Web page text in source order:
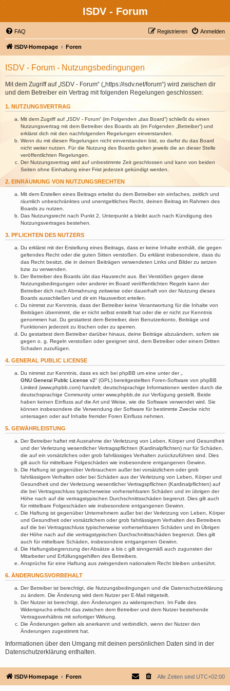
ISDV - Forum
FAQ Anmelden
Registrieren
ISDV-Homepage Foren
ISDV - Forum - Nutzungsbedingungen
Mit dem Zugriff auf „ISDV - Forum“ („https://isdv.net/forum“) wird zwischen dir
und dem Betreiber ein Vertrag mit folgenden Regelungen geschlossen:
1. NUTZUNGSVERTRAG
Mit dem Zugriff auf „ISDV - Forum“ (im Folgenden „das Board“) schließt du einen
Nutzungsvertrag mit dem Betreiber des Boards ab (im Folgenden „Betreiber“) und
erklärst dich mit den nachfolgenden Regelungen einverstanden.
Wenn du mit diesen Regelungen nicht einverstanden bist, so darfst du das Board
nicht weiter nutzen. Für die Nutzung des Boards gelten jeweils die an dieser Stelle
veröffentlichten Regelungen.
Der Nutzungsvertrag wird auf unbestimmte Zeit geschlossen und kann von beiden
Seiten ohne Einhaltung einer Frist jederzeit gekündigt werden.
2. EINRÄUMUNG VON NUTZUNGSRECHTEN
Mit dem Erstellen eines Beitrags erteilst du dem Betreiber ein einfaches, zeitlich und
räumlich unbeschränktes und unentgeltliches Recht, deinen Beitrag im Rahmen des
Boards zu nutzen.
Das Nutzungsrecht nach Punkt 2, Unterpunkt a bleibt auch nach Kündigung des
Nutzungsvertrages bestehen.
3. PFLICHTEN DES NUTZERS
Du erklärst mit der Erstellung eines Beitrags, dass er keine Inhalte enthält, die gegen
geltendes Recht oder die guten Sitten verstoßen. Du erklärst insbesondere, dass du
das Recht besitzt, die in deinen Beiträgen verwendeten Links und Bilder zu setzen
bzw. zu verwenden.
Der Betreiber des Boards übt das Hausrecht aus. Bei Verstößen gegen diese
Nutzungsbedingungen oder anderer im Board veröffentlichten Regeln kann der
Betreiber dich nach Abmahnung zeitweise oder dauerhaft von der Nutzung dieses
Boards ausschließen und dir ein Hausverbot erteilen.
Du nimmst zur Kenntnis, dass der Betreiber keine Verantwortung für die Inhalte von
Beiträgen übernimmt, die er nicht selbst erstellt hat oder die er nicht zur Kenntnis
genommen hat. Du gestattest dem Betreiber, dein Benutzerkonto, Beiträge und
Funktionen jederzeit zu löschen oder zu sperren.
Du gestattest dem Betreiber darüber hinaus, deine Beiträge abzuändern, sofern sie
gegen o. g. Regeln verstoßen oder geeignet sind, dem Betreiber oder einem Dritten
Schaden zuzufügen.
4. GENERAL PUBLIC LICENSE
Du nimmst zur Kenntnis, dass es sich bei phpBB um eine unter der „
GNU General Public License v2“ (GPL) bereitgestellten Foren-Software von phpBB
Limited (www.phpbb.com) handelt; deutschsprachige Informationen werden durch die
deutschsprachige Community unter www.phpbb.de zur Verfügung gestellt. Beide
haben keinen Einfluss auf die Art und Weise, wie die Software verwendet wird. Sie
können insbesondere die Verwendung der Software für bestimmte Zwecke nicht
untersagen oder auf Inhalte fremder Foren Einfluss nehmen.
5. GEWÄHRLEISTUNG
Der Betreiber haftet mit Ausnahme der Verletzung von Leben, Körper und Gesundheit
und der Verletzung wesentlicher Vertragspflichten (Kardinalpflichten) nur für Schäden,
die auf ein vorsätzliches oder grob fahrlässiges Verhalten zurückzuführen sind. Dies
gilt auch für mittelbare Folgeschäden wie insbesondere entgangenen Gewinn.
Die Haftung ist gegenüber Verbrauchern außer bei vorsätzlichem oder grob
fahrlässigem Verhalten oder bei Schäden aus der Verletzung von Leben, Körper und
Gesundheit und der Verletzung wesentlicher Vertragspflichten (Kardinalpflichten) auf
die bei Vertragsschluss typischerweise vorhersehbaren Schäden und im übrigen der
Höhe nach auf die vertragstypischen Durchschnittsschäden begrenzt. Dies gilt auch
für mittelbare Folgeschäden wie insbesondere entgangenen Gewinn.
Die Haftung ist gegenüber Unternehmern außer bei der Verletzung von Leben, Körper
und Gesundheit oder vorsätzlichem oder grob fahrlässigem Verhalten des Betreibers
auf die bei Vertragsschluss typischerweise vorhersehbaren Schäden und im Übrigen
der Höhe nach auf die vertragstypischen Durchschnittsschäden begrenzt. Dies gilt
auch für mittelbare Schäden, insbesondere entgangenen Gewinn.
Die Haftungsbegrenzung der Absätze a bis c gilt sinngemäß auch zugunsten der
Mitarbeiter und Erfüllungsgehilfen des Betreibers.
Ansprüche für eine Haftung aus zwingendem nationalem Recht bleiben unberührt.
6. ÄNDERUNGSVORBEHALT
Der Betreiber ist berechtigt, die Nutzungsbedingungen und die Datenschutzerklärung
zu ändern. Die Änderung wird dem Nutzer per E-Mail mitgeteilt.
Der Nutzer ist berechtigt, den Änderungen zu widersprechen. Im Falle des
Widerspruchs erlischt das zwischen dem Betreiber und dem Nutzer bestehende
Vertragsverhältnis mit sofortiger Wirkung.
Die Änderungen gelten als anerkannt und verbindlich, wenn der Nutzer den
Änderungen zugestimmt hat.
Informationen über den Umgang mit deinen persönlichen Daten sind in der
Datenschutzerklärung enthalten.
ISDV-Homepage Foren Alle Zeiten sind UTC+02:00